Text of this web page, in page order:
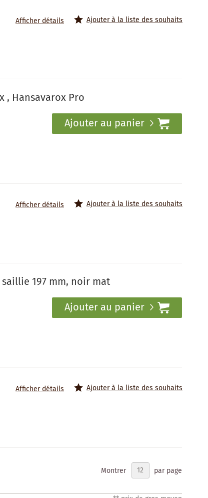
Ajouter à la liste des souhaits
Afficher détails
, Hansavarox Pro
Ajouter au panier
Ajouter à la liste des souhaits
Afficher détails
197 mm, noir mat
Ajouter au panier
Ajouter à la liste des souhaits
Afficher détails
Montrer par page